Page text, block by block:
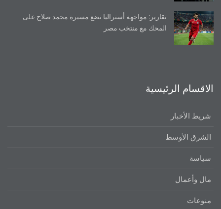
تقارير: مواجهة أستراليا تضع مسيرة محمد صلاح على
المحك مع منتخب مصر
الاقسام الرئيسية
شريط الأخبار
الشرق الأوسط
سياسة
مال وأعمال
منوعات